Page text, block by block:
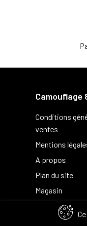
Camouflage
Conditions
ventes
Mentions
A propos
Plan du site
Magasin